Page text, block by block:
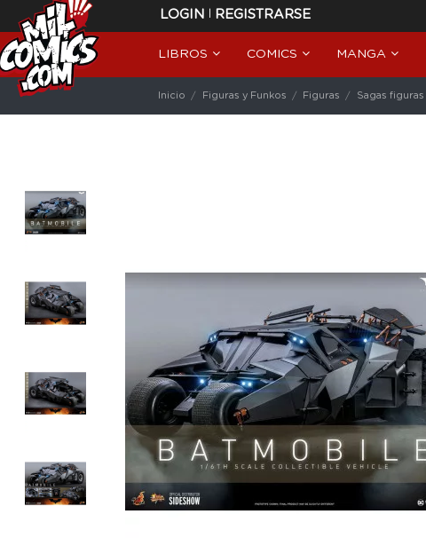
LOGIN | REGISTRARSE
LIBROS COMICS MANGA
Inicio Figuras y Funkos Figuras Sagas figuras